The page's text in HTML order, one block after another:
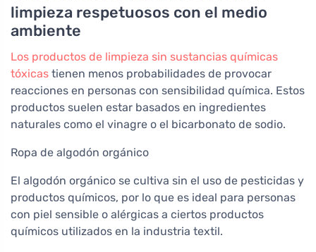
limpieza respetuosos con el medio
ambiente
Los productos de limpieza sin sustancias químicas
tóxicas tienen menos probabilidades de provocar
reacciones en personas con sensibilidad química. Estos
productos suelen estar basados en ingredientes
naturales como el vinagre o el bicarbonato de sodio.
Ropa de algodón orgánico
El algodón orgánico se cultiva sin el uso de pesticidas y
productos químicos, por lo que es ideal para personas
con piel sensible o alérgicas a ciertos productos
químicos utilizados en la industria textil.